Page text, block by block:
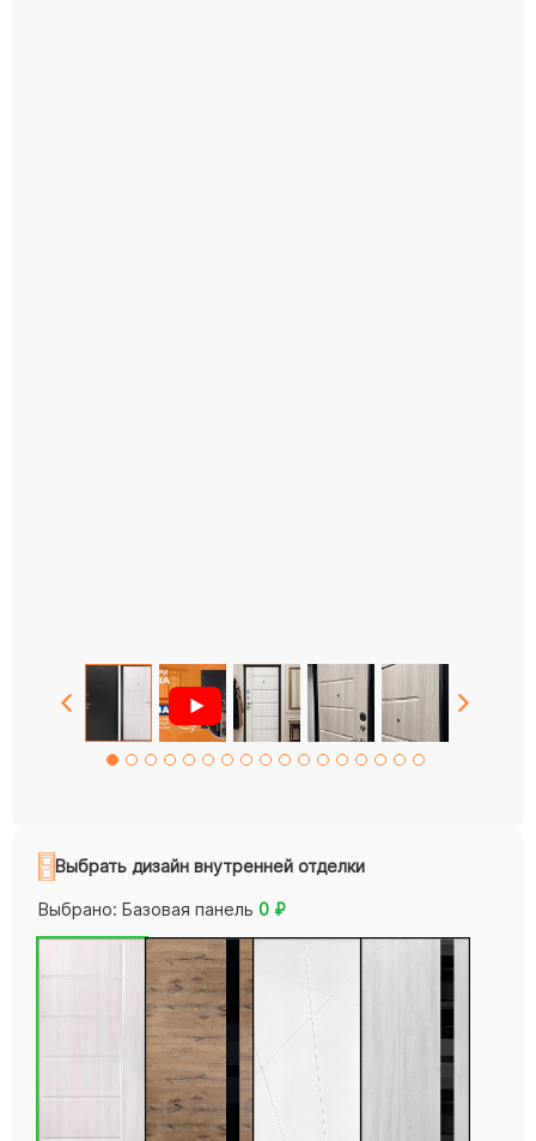
Выбрать дизайн внутренней отделки
Выбрано: Базовая панель 0 ₽